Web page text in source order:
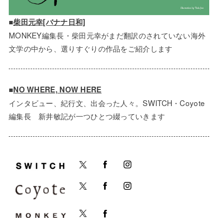
■柴田元幸[バナナ日和]
MONKEY編集長・柴田元幸がまだ翻訳のされていない海外
文学の中から、選りすぐりの作品をご紹介します
■NO WHERE, NOW HERE
インタビュー、紀行文、出会った人々。SWITCH・Coyote
編集長 新井敏記が一つひとつ綴っていきます